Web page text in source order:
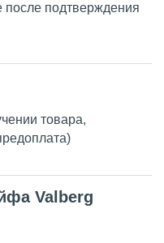
подтверждения
товара,
Valberg